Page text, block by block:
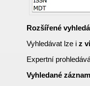
Rozšířené
Vyhledávat lze iz
Expertní
Vyhledané